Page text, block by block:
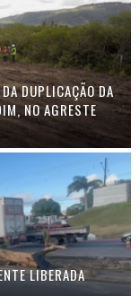
DUPLICAÇÃO DA
NO AGRESTE
LIBERADA